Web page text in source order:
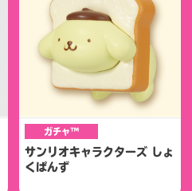
ガチャ™
サンリオキャラクターズ しょ
くぱんず